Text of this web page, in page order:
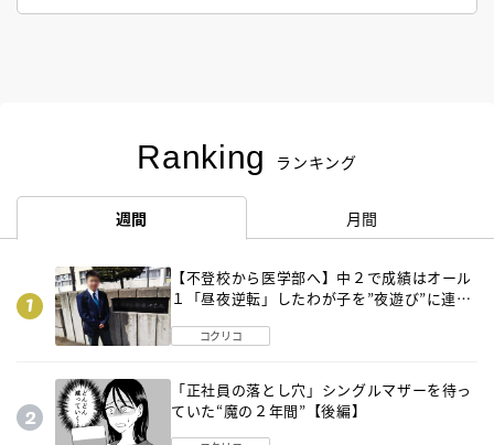
Ranking ランキング
週間 月間
【不登校から医学部へ】中２で成績はオール
１「昼夜逆転」したわが子を”夜遊び”に連れ
コクリコ
「正社員の落とし穴」シングルマザーを待っ
ていた“魔の２年間”【後編】